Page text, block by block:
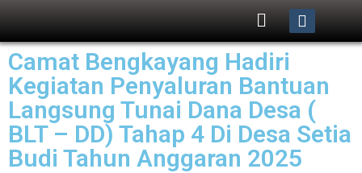
Camat Bengkayang Hadiri
Kegiatan Penyaluran Bantuan
Langsung Tunai Dana Desa (
BLT – DD) Tahap 4 Di Desa Setia
Budi Tahun Anggaran 2025